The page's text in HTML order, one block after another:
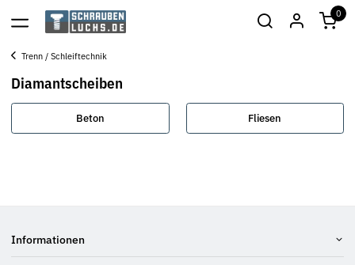
0
Trenn / Schleiftechnik
Diamantscheiben
Beton Fliesen
Informationen